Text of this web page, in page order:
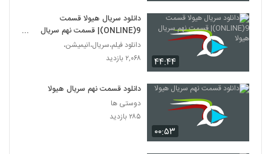
۴۴:۴۴
دانلود سریال هیولا قسمت
9(ONLINE)| قسمت نهم سریال
هیولا
دانلود فیلم،سریال،انیمیشن،
۲,۰۶۸ بازدید
۰۰:۵۳
دانلود قسمت نهم سریال هیولا
دوستی ها
۲۸۵ بازدید